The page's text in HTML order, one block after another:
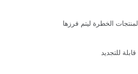
الخطرة ليتم فرزها
للتجديد